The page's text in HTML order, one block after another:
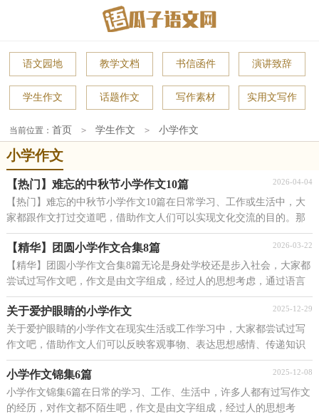
语文园地 教学文档 书信函件 演讲致辞
学生作文 话题作文 写作素材 实用文写作
当前位置：首页 > 学生作文 > 小学作文
小学作文
【热门】难忘的中秋节小学作文10篇 2026-04-04
【热门】难忘的中秋节小学作文10篇在日常学习、工作或生活中，大
家都跟作文打过交道吧，借助作文人们可以实现文化交流的目的。那
么你有了解过作文吗？下面是小编帮大家整理的难忘...
【精华】团圆小学作文合集8篇 2026-03-22
【精华】团圆小学作文合集8篇无论是身处学校还是步入社会，大家都
尝试过写作文吧，作文是由文字组成，经过人的思想考虑，通过语言
组织来表达一个主题意义的文体。那么一般作文是怎...
关于爱护眼睛的小学作文 2025-12-29
关于爱护眼睛的小学作文在现实生活或工作学习中，大家都尝试过写
作文吧，借助作文人们可以反映客观事物、表达思想感情、传递知识
信息。相信写作文是一个让许多人都头痛的问题，以...
小学作文锦集6篇 2025-12-08
小学作文锦集6篇在日常的学习、工作、生活中，许多人都有过写作文
的经历，对作文都不陌生吧，作文是由文字组成，经过人的思想考